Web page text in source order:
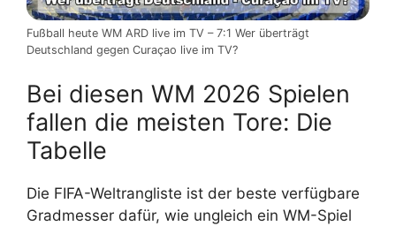
Fußball heute WM ARD live im TV – 7:1 Wer überträgt
Deutschland gegen Curaçao live im TV?
Bei diesen WM 2026 Spielen
fallen die meisten Tore: Die
Tabelle
Die FIFA-Weltrangliste ist der beste verfügbare
Gradmesser dafür, wie ungleich ein WM-Spiel